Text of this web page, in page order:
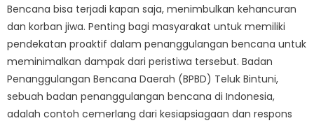
Bencana bisa terjadi kapan saja, menimbulkan kehancuran
dan korban jiwa. Penting bagi masyarakat untuk memiliki
pendekatan proaktif dalam penanggulangan bencana untuk
meminimalkan dampak dari peristiwa tersebut. Badan
Penanggulangan Bencana Daerah (BPBD) Teluk Bintuni,
sebuah badan penanggulangan bencana di Indonesia,
adalah contoh cemerlang dari kesiapsiagaan dan respons